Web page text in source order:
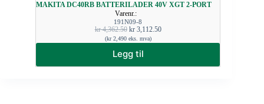
MAKITA DC40RB BATTERILADER 40V XGT 2-PORT
Varenr.:
191N09-8
kr4,362.50 kr3,112.50
(kr2,490eks. mva)
Legg til